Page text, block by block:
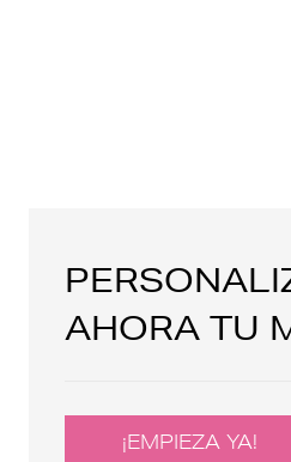
AHORA TU
¡EMPIEZA YA!